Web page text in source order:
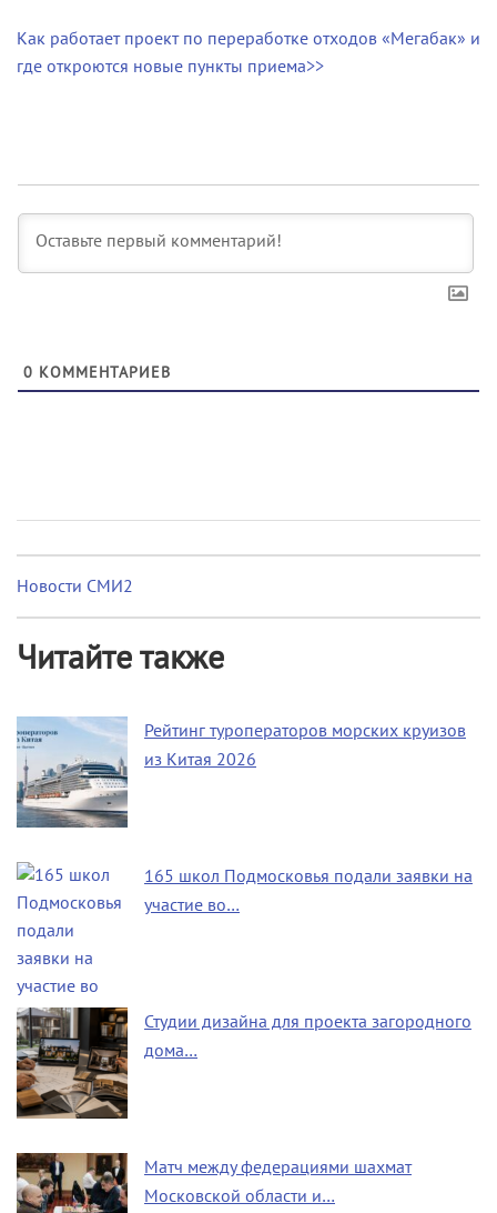
Как работает проект по переработке отходов «Мегабак» и
где откроются новые пункты приема>>
0 КОММЕНТАРИЕВ
Новости СМИ2
Читайте также
Рейтинг туроператоров морских круизов
из Китая 2026
165 школ Подмосковья подали заявки на
участие во…
Студии дизайна для проекта загородного
дома…
Матч между федерациями шахмат
Московской области и…